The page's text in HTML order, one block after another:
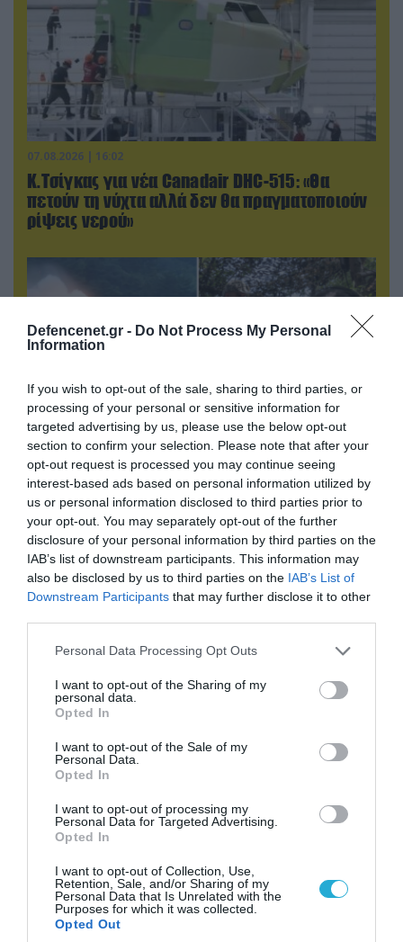
Defencenet.gr - Do Not Process My Personal
Information
If you wish to opt-out of the sale, sharing to third parties, or
processing of your personal or sensitive information for
targeted advertising by us, please use the below opt-out
section to confirm your selection. Please note that after your
opt-out request is processed you may continue seeing
interest-based ads based on personal information utilized by
us or personal information disclosed to third parties prior to
your opt-out. You may separately opt-out of the further
disclosure of your personal information by third parties on the
IAB’s list of downstream participants. This information may
also be disclosed by us to third parties on the IAB’s List of
Downstream Participants that may further disclose it to other
Please note that this website/app uses one or more Google
not limited to your visit or usage behaviour. You may click to
grant or deny consent to Google and its third-party tags to
use your data for below specified purposes in below Google
consent section.
Personal Data Processing Opt Outs
I want to opt-out of the Sharing of my
personal data.
Opted In
I want to opt-out of the Sale of my
Personal Data.
Opted In
I want to opt-out of processing my
Personal Data for Targeted Advertising.
Opted In
I want to opt-out of Collection, Use,
Retention, Sale, and/or Sharing of my
Personal Data that Is Unrelated with the
Purposes for which it was collected.
Opted Out
07.08.2026 | 16:02
Κ.Τσίγκας για νέα Canadair DHC-515: «Θα
πετούν τη νύχτα αλλά δεν θα πραγματοποιούν
ρίψεις νερού»
08.08.2026 | 14:02
Η Τουρκία πουλάει στην Ουκρανία όλο το
αμερικανικό πυραυλικό πυροβολικό της: MLRS
και ΑΤΑCMS
«Κεραυνοί» της ρωσικής Βοστόκ κατέκαψαν
εξοπλισμό των ΗΠΑ με Ουκρανούς και
Αμερικανούς μισθοφόρους – Δείτε βίντεο